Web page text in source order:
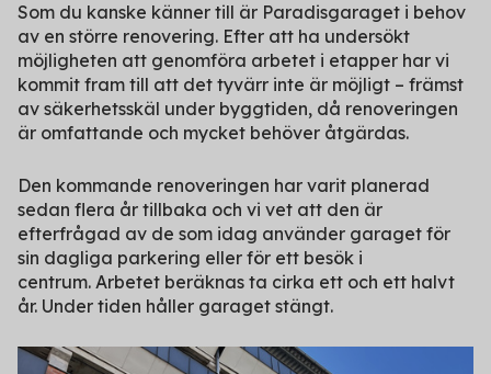
Som du kanske känner till är Paradisgaraget i behov
av en större renovering. Efter att ha undersökt
möjligheten att genomföra arbetet i etapper har vi
kommit fram till att det tyvärr inte är möjligt – främst
av säkerhetsskäl under byggtiden, då renoveringen
är omfattande och mycket behöver åtgärdas.
Den kommande renoveringen har varit planerad
sedan flera år tillbaka och vi vet att den är
efterfrågad av de som idag använder garaget för
sin dagliga parkering eller för ett besök i
centrum. Arbetet beräknas ta cirka ett och ett halvt
år. Under tiden håller garaget stängt.